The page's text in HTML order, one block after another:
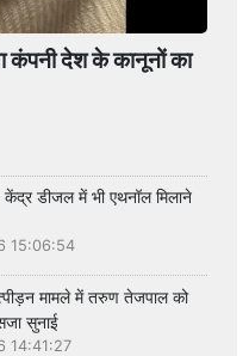
कंपनी देश के कानूनों का
केंद्र डीजल में भी एथनॉल मिलाने
15:06:54
मामले में तरुण तेजपाल को
सुनाई
14:41:27